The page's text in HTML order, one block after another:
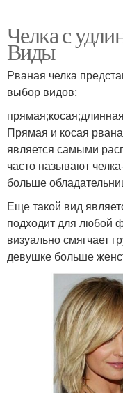
Челка с
Виды
Рваная челка
выбор видов:
Прямая и косая
является самыми
часто называют
больше
Еще такой вид
подходит для любой
визуально смягчает
девушке больше